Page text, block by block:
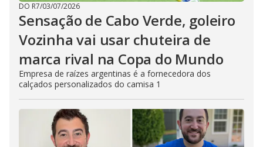
DO R7/03/07/2026
Sensação de Cabo Verde, goleiro
Vozinha vai usar chuteira de
marca rival na Copa do Mundo
Empresa de raízes argentinas é a fornecedora dos
calçados personalizados do camisa 1